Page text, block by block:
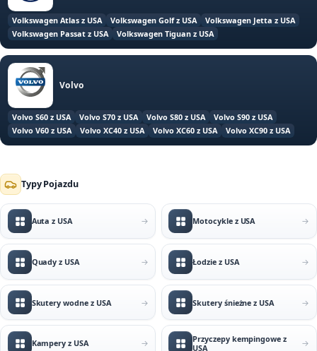
Volkswagen Atlas z USA Volkswagen Golf z USA
Volkswagen Jetta z USA
Volkswagen Passat z USA
Volkswagen Tiguan z USA
Volvo
Volvo S60 z USA Volvo S70 z USA Volvo S80 z USA
Volvo S90 z USA
Volvo V60 z USA
Volvo XC40 z USA Volvo XC60 z USA Volvo XC90 z USA
Typy Pojazdu
Auta z USA Motocykle z USA
Quady z USA Łodzie z USA
Skutery wodne z USA Skutery śnieżne z USA
Kampery z USA
Przyczepy kempingowe z
USA